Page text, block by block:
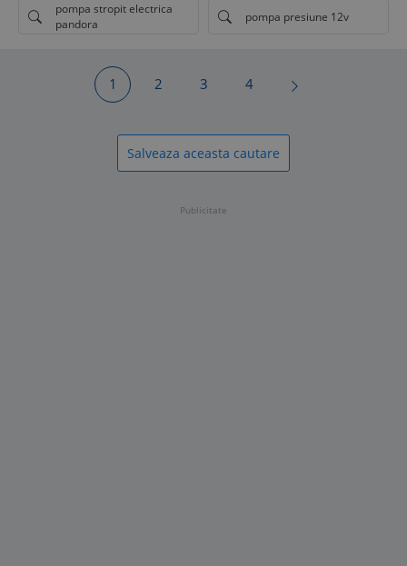
pompa stropit electrica
pandora
pompa presiune 12v
1 2 3 4
Salveaza aceasta cautare
Publicitate